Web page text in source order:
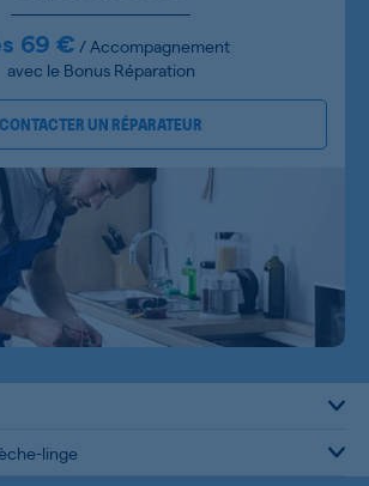
69 € / Accompagnement
avec le Bonus Réparation
CONTACTER UN RÉPARATEUR
linge